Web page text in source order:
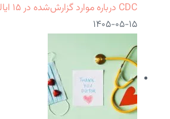
CDC درباره موارد گزارش‌شده در ۱۵ ایالت آمریکا
۱۴۰۵-۰۵-۱۵